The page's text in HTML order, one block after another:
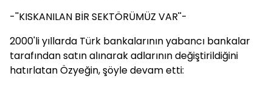
-''KISKANILAN BİR SEKTÖRÜMÜZ VAR''-
2000'li yıllarda Türk bankalarının yabancı bankalar
tarafından satın alınarak adlarının değiştirildiğini
hatırlatan Özyeğin, şöyle devam etti: